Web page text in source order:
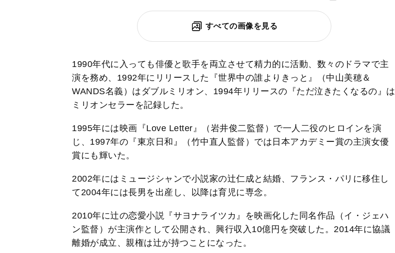
すべての画像を見る
1990年代に入っても俳優と歌手を両立させて精力的に活動、数々のドラマで主
演を務め、1992年にリリースした『世界中の誰よりきっと』（中山美穂＆
WANDS名義）はダブルミリオン、1994年リリースの『ただ泣きたくなるの』は
ミリオンセラーを記録した。
1995年には映画『Love Letter』（岩井俊二監督）で一人二役のヒロインを演
じ、1997年の『東京日和』（竹中直人監督）では日本アカデミー賞の主演女優
賞にも輝いた。
2002年にはミュージシャンで小説家の辻仁成と結婚、フランス・パリに移住し
て2004年には長男を出産し、以降は育児に専念。
2010年に辻の恋愛小説『サヨナライツカ』を映画化した同名作品（イ・ジェハ
ン監督）が主演作として公開され、興行収入10億円を突破した。2014年に協議
離婚が成立、親権は辻が持つことになった。